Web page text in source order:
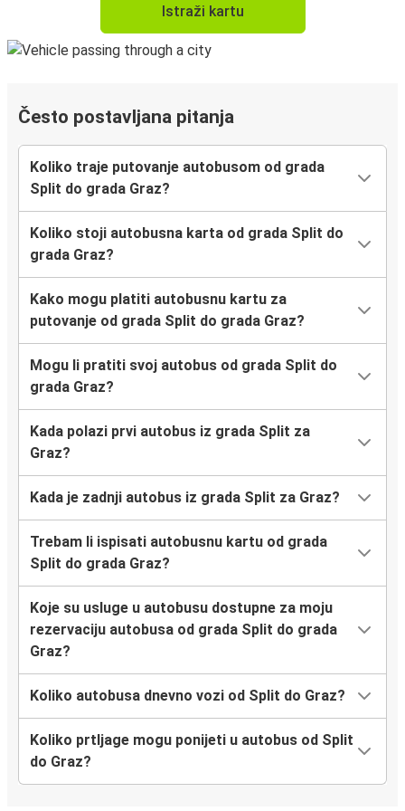
Istraži kartu
Često postavljana pitanja
Koliko traje putovanje autobusom od grada
Split do grada Graz?
Koliko stoji autobusna karta od grada Split do
grada Graz?
Kako mogu platiti autobusnu kartu za
putovanje od grada Split do grada Graz?
Mogu li pratiti svoj autobus od grada Split do
grada Graz?
Kada polazi prvi autobus iz grada Split za
Graz?
Kada je zadnji autobus iz grada Split za Graz?
Trebam li ispisati autobusnu kartu od grada
Split do grada Graz?
Koje su usluge u autobusu dostupne za moju
rezervaciju autobusa od grada Split do grada
Graz?
Koliko autobusa dnevno vozi od Split do Graz?
Koliko prtljage mogu ponijeti u autobus od Split
do Graz?